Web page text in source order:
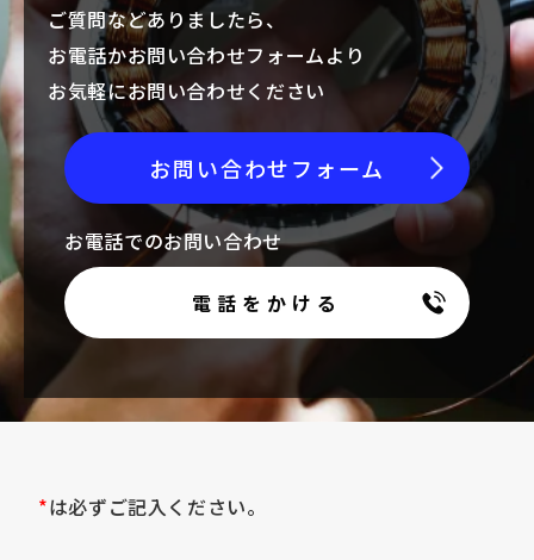
ご質問などありましたら、
お電話かお問い合わせフォームより
お気軽にお問い合わせください
お問い合わせフォーム
お電話でのお問い合わせ
電話をかける
*は必ずご記入ください。